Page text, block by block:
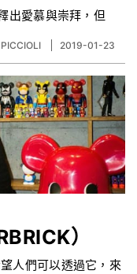
出愛慕與崇拜，但
2019-01-23
）
人們可以透過它，來